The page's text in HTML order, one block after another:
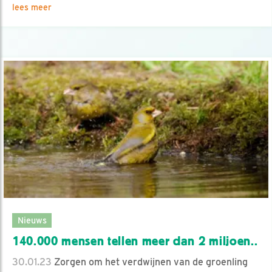
lees meer
Nieuws
140.000 mensen tellen meer dan 2 miljoen..
30.01.23 Zorgen om het verdwijnen van de groenling